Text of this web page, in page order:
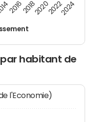
20162018202020222024
habitant de
l'Economie)